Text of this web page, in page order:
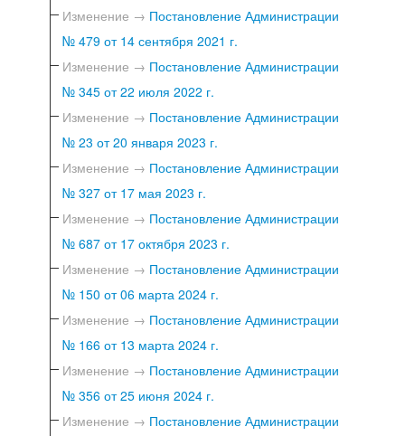
Изменение → Постановление Администрации
№ 479 от 14 сентября 2021 г.
Изменение → Постановление Администрации
№ 345 от 22 июля 2022 г.
Изменение → Постановление Администрации
№ 23 от 20 января 2023 г.
Изменение → Постановление Администрации
№ 327 от 17 мая 2023 г.
Изменение → Постановление Администрации
№ 687 от 17 октября 2023 г.
Изменение → Постановление Администрации
№ 150 от 06 марта 2024 г.
Изменение → Постановление Администрации
№ 166 от 13 марта 2024 г.
Изменение → Постановление Администрации
№ 356 от 25 июня 2024 г.
Изменение → Постановление Администрации